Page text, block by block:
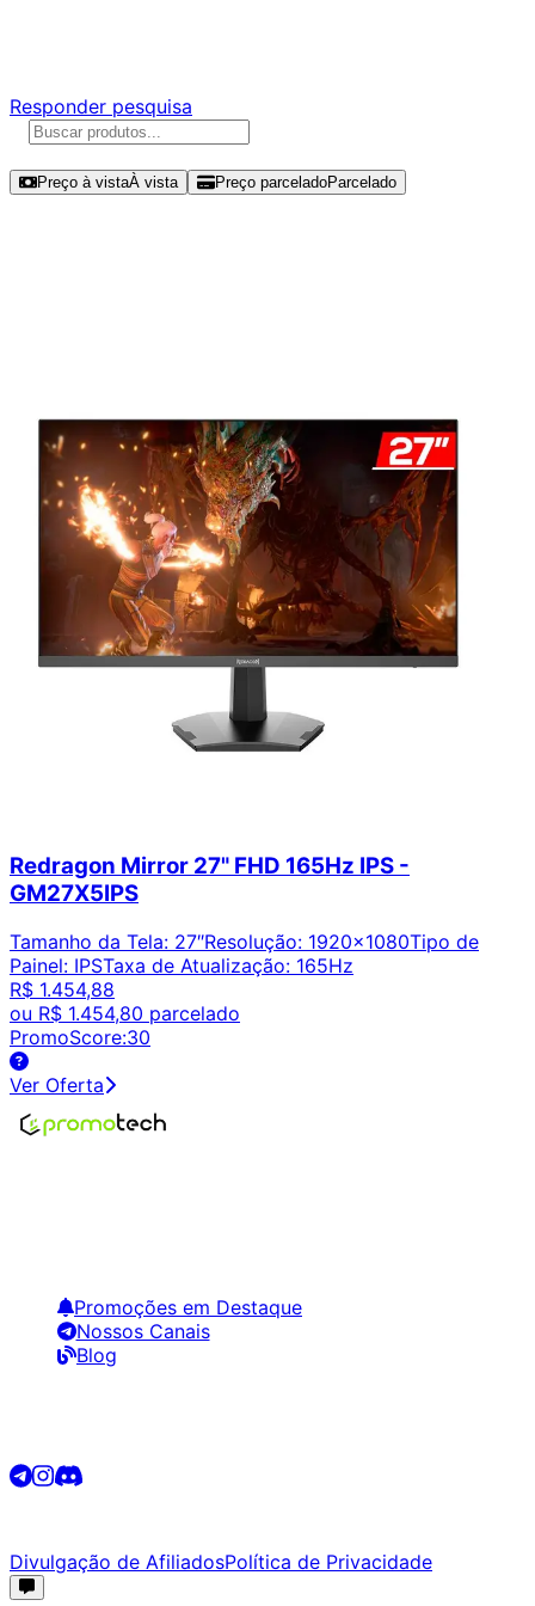
Responder pesquisa
Preço à vistaÀ vista Preço parceladoParcelado
Redragon Mirror 27" FHD 165Hz IPS -
GM27X5IPS
Tamanho da Tela: 27″Resolução: 1920x1080Tipo de
Painel: IPSTaxa de Atualização: 165Hz
R$ 1.454,88
ou R$ 1.454,80 parcelado
PromoScore:30
Ver Oferta
Promoções em Destaque
Nossos Canais
Blog
Divulgação de AfiliadosPolítica de Privacidade